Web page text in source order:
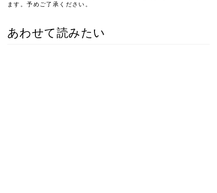
ます。予めご了承ください。
あわせて読みたい